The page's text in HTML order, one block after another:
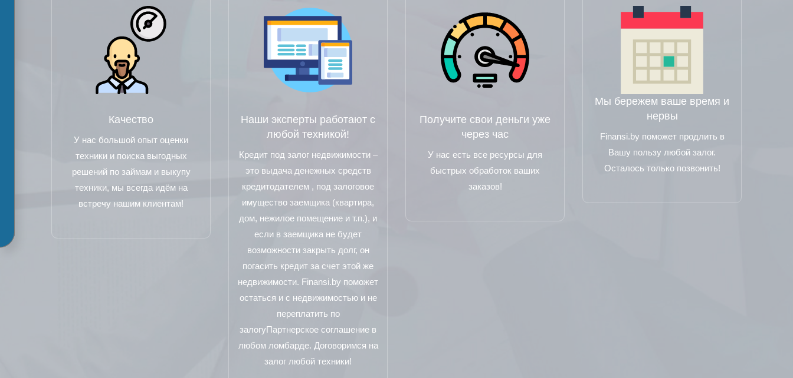
Качество
У нас большой опыт оценки
техники и поиска выгодных
решений по займам и выкупу
техники, мы всегда идём на
встречу нашим клиентам!
Наши эксперты работают с
любой техникой!
Кредит под залог недвижимости –
это выдача денежных средств
кредитодателем , под залоговое
имущество заемщика (квартира,
дом, нежилое помещение и т.п.), и
если в заемщика не будет
возможности закрыть долг, он
погасить кредит за счет этой же
недвижимости. Finansi.by поможет
остаться и с недвижимостью и не
переплатить по
залогуПартнерское соглашение в
любом ломбарде. Договоримся на
залог любой техники!
Получите свои деньги уже
через час
У нас есть все ресурсы для
быстрых обработок ваших
заказов!
Мы бережем ваше время и
нервы
Finansi.by поможет продлить в
Вашу пользу любой залог.
Осталось только позвонить!